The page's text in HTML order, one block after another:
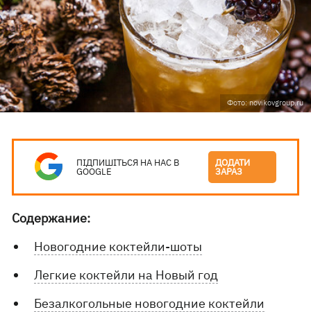
Фото: novikovgroup.ru
ПІДПИШІТЬСЯ НА НАС В
GOOGLE
ДОДАТИ
ЗАРАЗ
Содержание:
Новогодние коктейли-шоты
Легкие коктейли на Новый год
Безалкогольные новогодние коктейли